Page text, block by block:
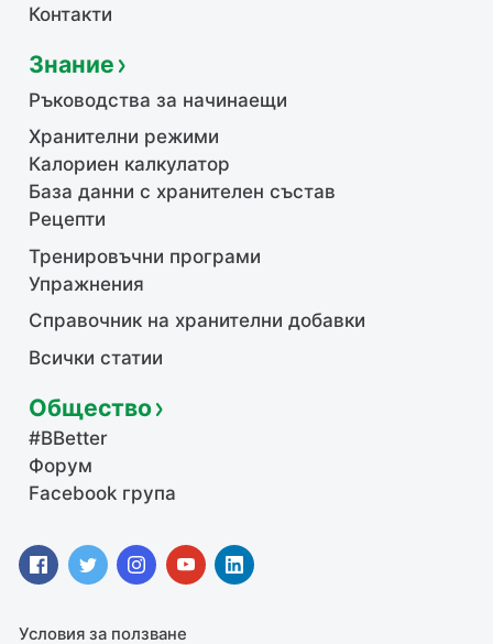
Контакти
Знание
Ръководства за начинаещи
Хранителни режими
Калориен калкулатор
База данни с хранителен състав
Рецепти
Тренировъчни програми
Упражнения
Справочник на хранителни добавки
Всички статии
Общество
#BBetter
Форум
Facebook група
Условия за ползване